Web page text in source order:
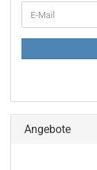
ZUR
E-
Mail
Angebote